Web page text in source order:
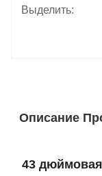
Выделить:
Описание
43